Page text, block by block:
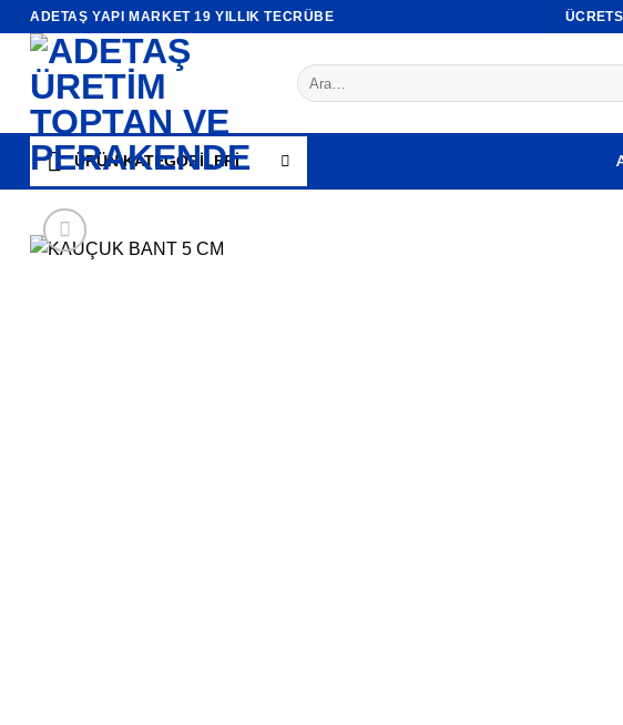
İçeriğeADETAŞ YAPI MARKET 19 YILLIK TECRÜBE
Ara:
ÜRÜN KATEGORİLERİ